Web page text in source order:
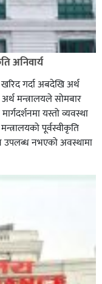
अनिवार्य
गर्दा अबदेखि अर्थ
मन्त्रालयले सोमबार
यस्तो व्यवस्था
पूर्वस्वीकृति
उपलब्ध नभएको अवस्थामा